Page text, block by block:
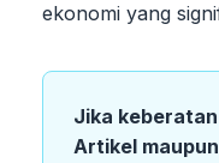
ekonomi yang
Jika
Artikel